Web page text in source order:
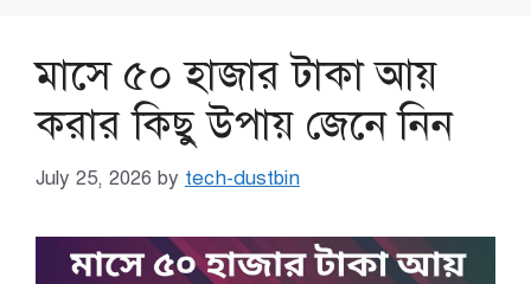
মাসে ৫০ হাজার টাকা আয়
করার কিছু উপায় জেনে নিন
July 25, 2026 by tech-dustbin